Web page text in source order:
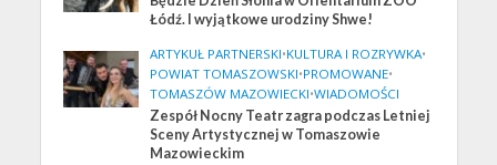
Łódź. I wyjątkowe urodziny Shwe!
ARTYKUŁ PARTNERSKI•KULTURA I ROZRYWKA•
POWIAT TOMASZOWSKI•PROMOWANE•
TOMASZÓW MAZOWIECKI•WIADOMOŚCI
Zespół Nocny Teatr zagra podczas Letniej
Sceny Artystycznej w Tomaszowie
Mazowieckim